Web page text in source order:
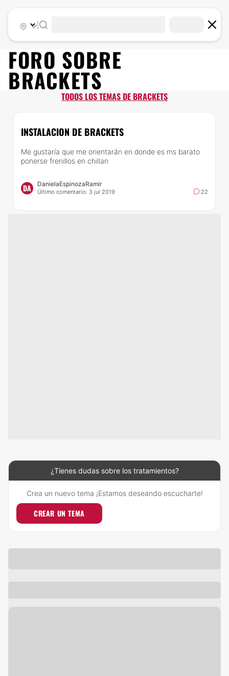
|
FORO SOBRE
BRACKETS
TODOS LOS TEMAS DE BRACKETS
INSTALACION DE BRACKETS
Me gustaría que me orientarán en donde es ms barato
ponerse frenillos en chillan
DA DanielaEspinozaRamir
Último comentario: 3 jul 2019 22
¿Tienes dudas sobre los tratamientos?
Crea un nuevo tema ¡Estamos deseando escucharte!
CREAR UN TEMA